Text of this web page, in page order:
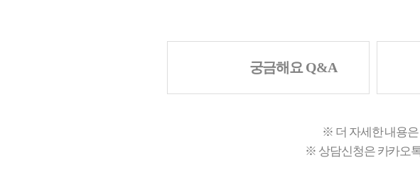
궁금해요 Q&A
※ 더 자세한 내용
※ 상담신청은 카카오